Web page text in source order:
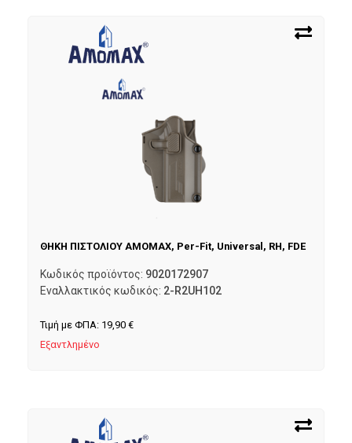
ΘΗΚΗ ΠΙΣΤΟΛΙΟΥ AMOMAX, Per-Fit, Universal, RH, FDE
Κωδικός προϊόντος: 9020172907
Εναλλακτικός κωδικός: 2-R2UH102
Τιμή με ΦΠΑ: 19,90 €
Εξαντλημένο